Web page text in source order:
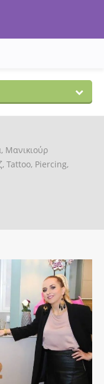
Μανικιούρ
Tattoo, Piercing,